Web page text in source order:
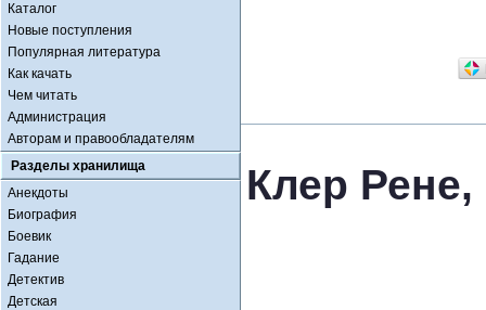
Каталог
Новые поступления
Популярная литература
Как качать
Чем читать
Администрация
Авторам и правообладателям
Разделы хранилища
Анекдоты
Биография
Боевик
Гадание
Детектив
Детская
Клер Рене,